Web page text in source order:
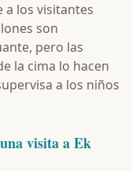
a los visitantes
son
pero las
la cima lo hacen
a los niños
visita a Ek